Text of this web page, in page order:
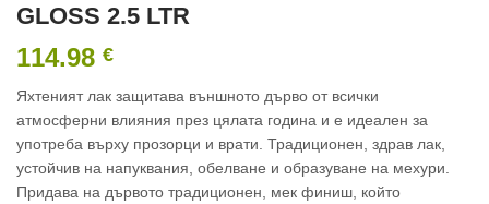
GLOSS 2.5 LTR
114.98 €
Яхтеният лак защитава външното дърво от всички
атмосферни влияния през цялата година и е идеален за
употреба върху прозорци и врати. Традиционен, здрав лак,
устойчив на напуквания, обелване и образуване на мехури.
Придава на дървото традиционен, мек финиш, който